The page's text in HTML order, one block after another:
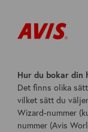
Hur du bokar din
Det finns olika
vilket sätt du
Wizard-nummer
nummer (Avis